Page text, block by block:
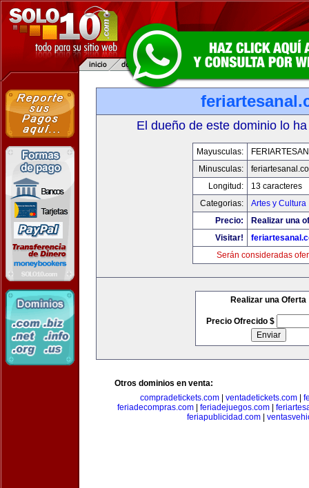
El dueño de este dominio lo
Mayusculas:
Minusculas:
Longitud:
13 caracteres
Categorias:
Artes y Cultura
Precio:
Realizar una
Visitar!
Serán consideradas
Realizar una Oferta
Precio Ofrecido $
Otros dominios en venta:
compradetickets.com| ventadetickets.com|
feriadecompras.com| feriadejuegos.com|
feriapublicidad.com